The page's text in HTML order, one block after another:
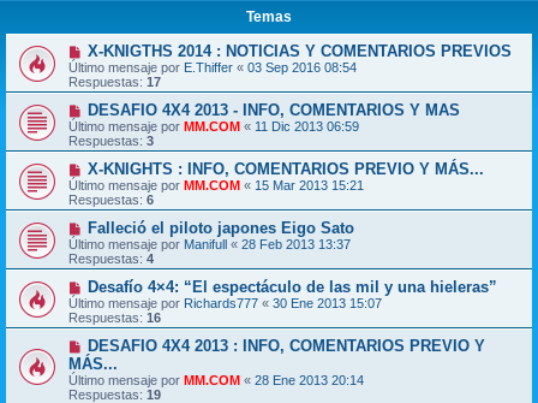
Temas
X-KNIGTHS 2014 : NOTICIAS Y COMENTARIOS PREVIOS
Último mensaje por E.Thiffer « 03 Sep 2016 08:54
Respuestas: 17
DESAFIO 4X4 2013 - INFO, COMENTARIOS Y MAS
Último mensaje por MM.COM « 11 Dic 2013 06:59
Respuestas: 3
X-KNIGHTS : INFO, COMENTARIOS PREVIO Y MÁS...
Último mensaje por MM.COM « 15 Mar 2013 15:21
Respuestas: 6
Falleció el piloto japones Eigo Sato
Último mensaje por Manifull « 28 Feb 2013 13:37
Respuestas: 4
Desafío 4×4: “El espectáculo de las mil y una hieleras”
Último mensaje por Richards777 « 30 Ene 2013 15:07
Respuestas: 16
DESAFIO 4X4 2013 : INFO, COMENTARIOS PREVIO Y
MÁS...
Último mensaje por MM.COM « 28 Ene 2013 20:14
Respuestas: 19